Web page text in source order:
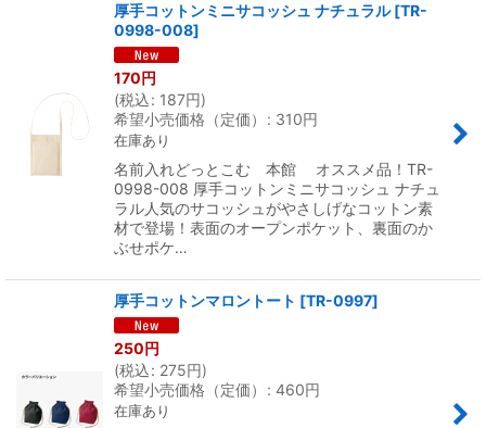
厚手コットンミニサコッシュ ナチュラル [TR-
0998-008]
170円
(税込: 187円)
希望小売価格（定価）
: 310円
在庫あり
名前入れどっとこむ 本館 オススメ品！TR-
0998-008 厚手コットンミニサコッシュ ナチュ
ラル人気のサコッシュがやさしげなコットン素
材で登場！表面のオープンポケット、裏面のか
ぶせポケ…
厚手コットンマロントート [TR-0997]
250円
(税込: 275円)
希望小売価格（定価）
: 460円
在庫あり